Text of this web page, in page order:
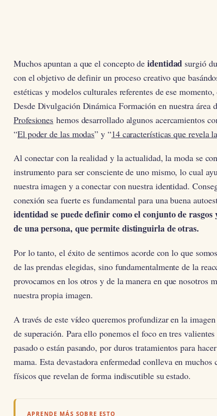
Muchos apuntan a que el concepto deidentidad surgió
con el objetivo de definir un proceso creativo que
estéticas y modelos culturales referentes de ese
Desde Divulgación Dinámica Formación en nuestra área
Profesiones hemos desarrollado algunos acercamientos
“El poder de las modas” y “14 características que revela
Al conectar con la realidad y la actualidad, la moda se
instrumento para ser consciente de uno mismo, lo cual
nuestra imagen y a conectar con nuestra identidad.
conexión sea fuerte es fundamental para una buena
identidad se puede definir como el conjunto de rasgos
de una persona, que permite distinguirla de otras.
Por lo tanto, el éxito de sentirnos acorde con lo que
de las prendas elegidas, sino fundamentalmente de la
provocamos en los otros y de la manera en que nosotros
nuestra propia imagen.
A través de este vídeo queremos profundizar en la
de superación. Para ello ponemos el foco en tres
pasado o están pasando, por duros tratamientos para
mama. Esta devastadora enfermedad conlleva en muchos
físicos que revelan de forma indiscutible su estado.
APRENDE MÁS SOBRE ESTO